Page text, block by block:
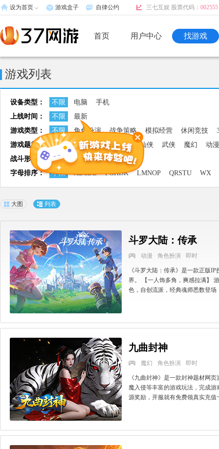
设为首页 游戏盒子 自律公约 三七互娱 股票代码： 002555
首页 用户中心 找游戏
游戏列表
设备类型： 不限 电脑
手机
上线时间：
不限
最新
游戏类型：
不限 角色扮演 战争策略 模拟经营 休闲竞技
游戏题材：
不限 三国 西游 水浒 仙侠 武侠 魔幻
动漫
其它
战斗形式： 不限 回合 即时
其它
字母排序：
不限 ABCDE FGHIJK LMNOP QRSTU WX
大图 列表
斗罗大陆：传承
动漫 角色扮演 即时
《斗罗大陆：传承》是一款正版
界。 【一人饰多角，爽感拉满】
色，自创流派，经典魂师悉数登场
九曲封神
魔幻 角色扮演 即时
《九曲封神》是一款封神题材网
魔入侵等丰富的游戏玩法，完成
源奖励，开服就有免费领真实充